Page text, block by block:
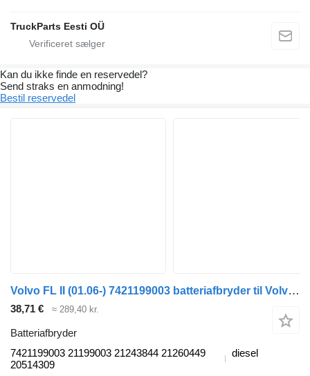
TruckParts Eesti OÜ
Kan du ikke finde en reservedel?
Send straks en anmodning!
Bestil reservedel
Volvo FL II (01.06-) 7421199003 batteriafbryder til Volvo FL, FE (2005-2014) trækker
38,71 € ≈ 289,40 kr.
Batteriafbryder
7421199003 21199003 21243844 21260449
20514309
diesel